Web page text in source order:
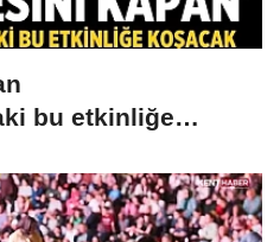
bu etkinliğe